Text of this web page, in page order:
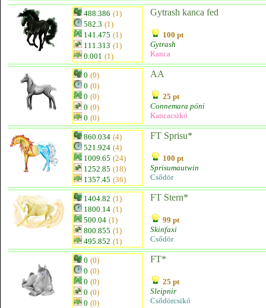
488.386 (1)
582.3 (1)
141.475 (1)
111.313 (1)
0.001 (1)
Gytrash kanca fed
100 pt
Gytrash
Kanca
0 (0)
0 (0)
0 (0)
0 (0)
0 (0)
AA
25 pt
Connemara póni
Kancacsikó
860.034 (4)
521.924 (4)
1009.65 (24)
1252.85 (18)
1357.45 (36)
FT Sprisu*
100 pt
Sprisumautwin
Csődör
1404.82 (1)
1800.14 (1)
500.04 (1)
800.855 (1)
495.852 (1)
FT Stern*
99 pt
Skinfaxi
Csődör
0 (0)
0 (0)
0 (0)
0 (0)
0 (0)
FT*
25 pt
Sleipnir
Csődörcsikó